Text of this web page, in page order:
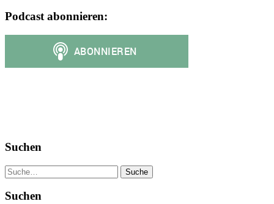
Podcast abonnieren:
Suchen
Suche
Suchen